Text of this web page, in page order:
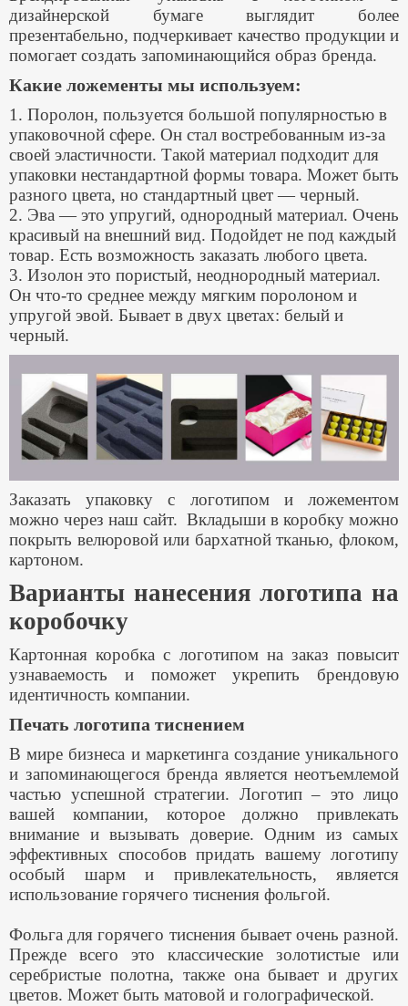
дизайнерской бумаге выглядит более
презентабельно, подчеркивает качество продукции и
помогает создать запоминающийся образ бренда.
Какие ложементы мы используем:
1. Поролон, пользуется большой популярностью в
упаковочной сфере. Он стал востребованным из-за
своей эластичности. Такой материал подходит для
упаковки нестандартной формы товара. Может быть
разного цвета, но стандартный цвет — черный.
2. Эва — это упругий, однородный материал. Очень
красивый на внешний вид. Подойдет не под каждый
товар. Есть возможность заказать любого цвета.
3. Изолон это пористый, неоднородный материал.
Он что-то среднее между мягким поролоном и
упругой эвой. Бывает в двух цветах: белый и
черный.
Заказать упаковку с логотипом и ложементом
можно через наш сайт. Вкладыши в коробку можно
покрыть велюровой или бархатной тканью, флоком,
картоном.
Варианты нанесения логотипа на
коробочку
Картонная коробка с логотипом на заказ повысит
узнаваемость и поможет укрепить брендовую
идентичность компании.
Печать логотипа тиснением
В мире бизнеса и маркетинга создание уникального
и запоминающегося бренда является неотъемлемой
частью успешной стратегии. Логотип – это лицо
вашей компании, которое должно привлекать
внимание и вызывать доверие. Одним из самых
эффективных способов придать вашему логотипу
особый шарм и привлекательность, является
использование горячего тиснения фольгой.
Фольга для горячего тиснения бывает очень разной.
Прежде всего это классические золотистые или
серебристые полотна, также она бывает и других
цветов. Может быть матовой и голографической.